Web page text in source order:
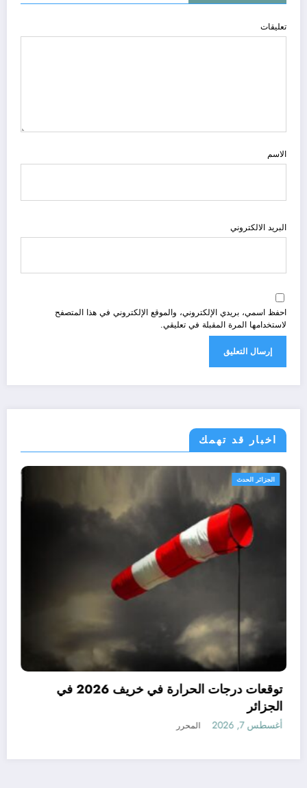
تعليقات
الاسم
البريد الالكتروني
احفظ اسمي، بريدي الإلكتروني، والموقع الإلكتروني في هذا المتصفح
لاستخدامها المرة المقبلة في تعليقي.
اخبار قد تهمك
في الجزائر في
مناخ خريف